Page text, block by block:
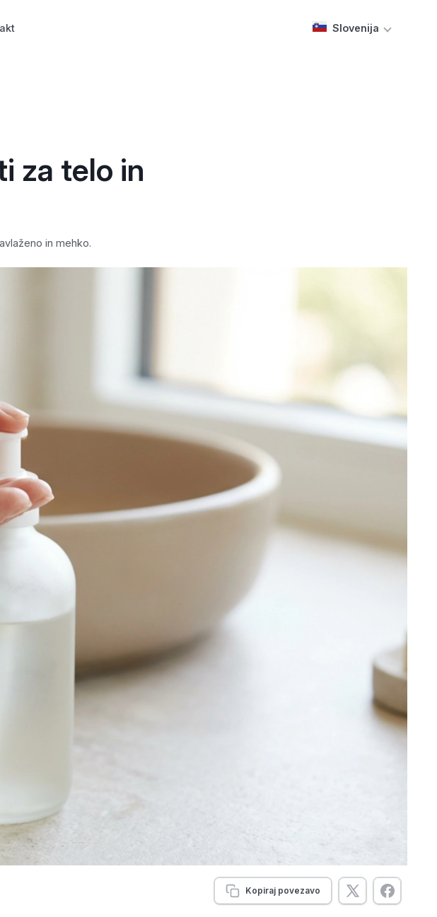
Slovenija
za telo in
in mehko.
Kopiraj povezavo